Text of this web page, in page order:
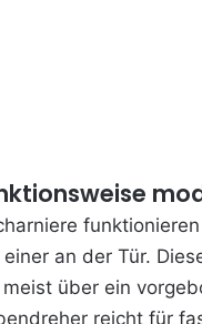
an der Tür.
über ein
reicht für